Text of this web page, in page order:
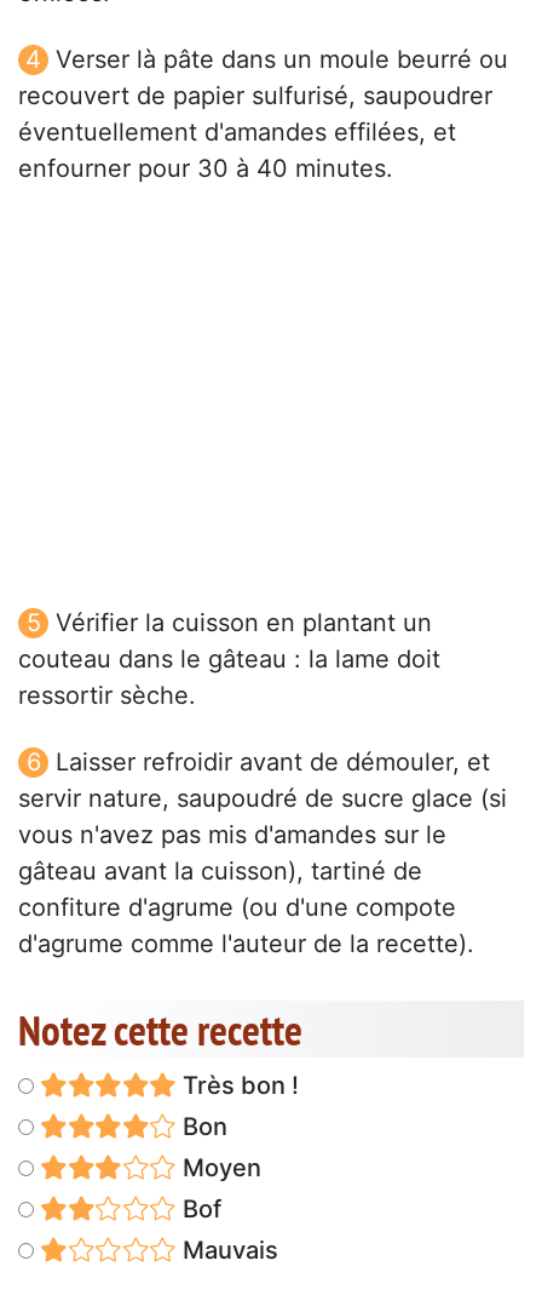
Verser là pâte dans un moule beurré ou
recouvert de papier sulfurisé, saupoudrer
éventuellement d'amandes effilées, et
enfourner pour 30 à 40 minutes.
Vérifier la cuisson en plantant un
couteau dans le gâteau : la lame doit
ressortir sèche.
Laisser refroidir avant de démouler, et
servir nature, saupoudré de sucre glace (si
vous n'avez pas mis d'amandes sur le
gâteau avant la cuisson), tartiné de
confiture d'agrume (ou d'une compote
d'agrume comme l'auteur de la recette).
Notez cette recette
Très bon !
Bon
Moyen
Bof
Mauvais